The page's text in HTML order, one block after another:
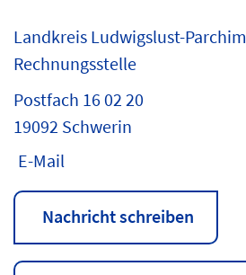
Landkreis Ludwigslust-Parchim
Rechnungsstelle
Postfach 16 02 20
19092 Schwerin
E-Mail
Nachricht schreiben